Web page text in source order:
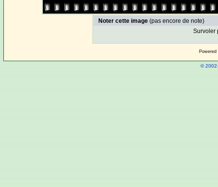
Noter cette image (pas encore de note)
Survoler
©